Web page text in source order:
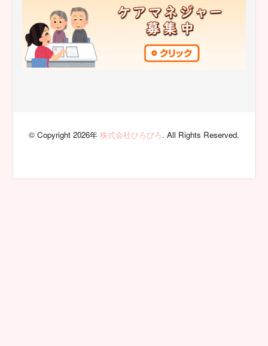
© Copyright 2026年 株式会社ひろびろ. All Rights Reserved.